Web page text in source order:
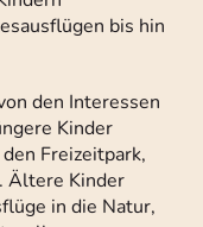
bis hin
den Interessen
Kinder
Freizeitpark,
Ältere Kinder
in die Natur,